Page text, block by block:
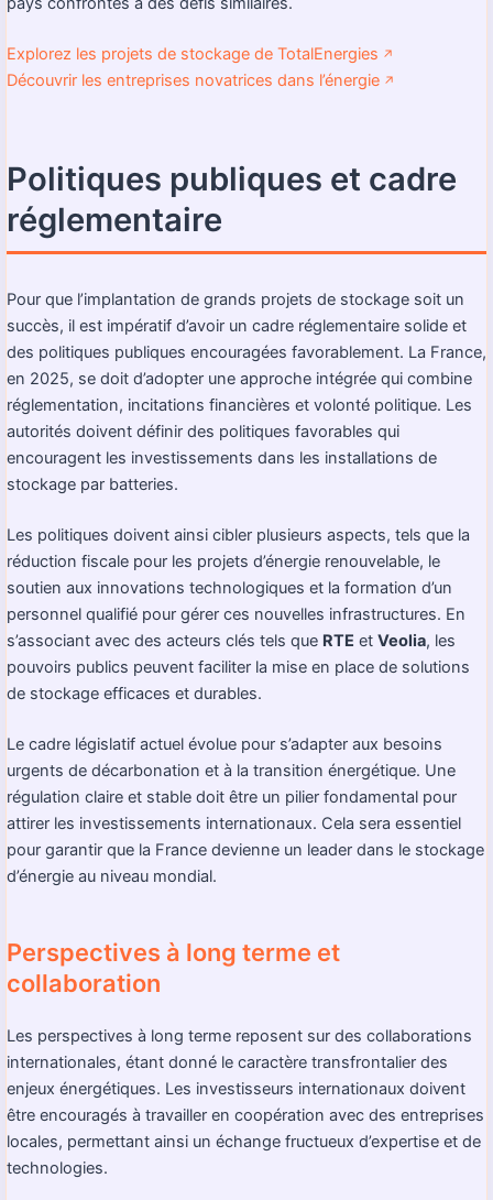
Explorez les projets de stockage de TotalEnergies ↗️
Découvrir les entreprises novatrices dans l’énergie ↗️
Politiques publiques et cadre
réglementaire
Pour que l’implantation de grands projets de stockage soit un
succès, il est impératif d’avoir un cadre réglementaire solide et
des politiques publiques encouragées favorablement. La France,
en 2025, se doit d’adopter une approche intégrée qui combine
réglementation, incitations financières et volonté politique. Les
autorités doivent définir des politiques favorables qui
encouragent les investissements dans les installations de
stockage par batteries.
Les politiques doivent ainsi cibler plusieurs aspects, tels que la
réduction fiscale pour les projets d’énergie renouvelable, le
soutien aux innovations technologiques et la formation d’un
personnel qualifié pour gérer ces nouvelles infrastructures. En
s’associant avec des acteurs clés tels que RTE et Veolia, les
pouvoirs publics peuvent faciliter la mise en place de solutions
de stockage efficaces et durables.
Le cadre législatif actuel évolue pour s’adapter aux besoins
urgents de décarbonation et à la transition énergétique. Une
régulation claire et stable doit être un pilier fondamental pour
attirer les investissements internationaux. Cela sera essentiel
pour garantir que la France devienne un leader dans le stockage
d’énergie au niveau mondial.
Perspectives à long terme et
collaboration
Les perspectives à long terme reposent sur des collaborations
internationales, étant donné le caractère transfrontalier des
enjeux énergétiques. Les investisseurs internationaux doivent
être encouragés à travailler en coopération avec des entreprises
locales, permettant ainsi un échange fructueux d’expertise et de
technologies.